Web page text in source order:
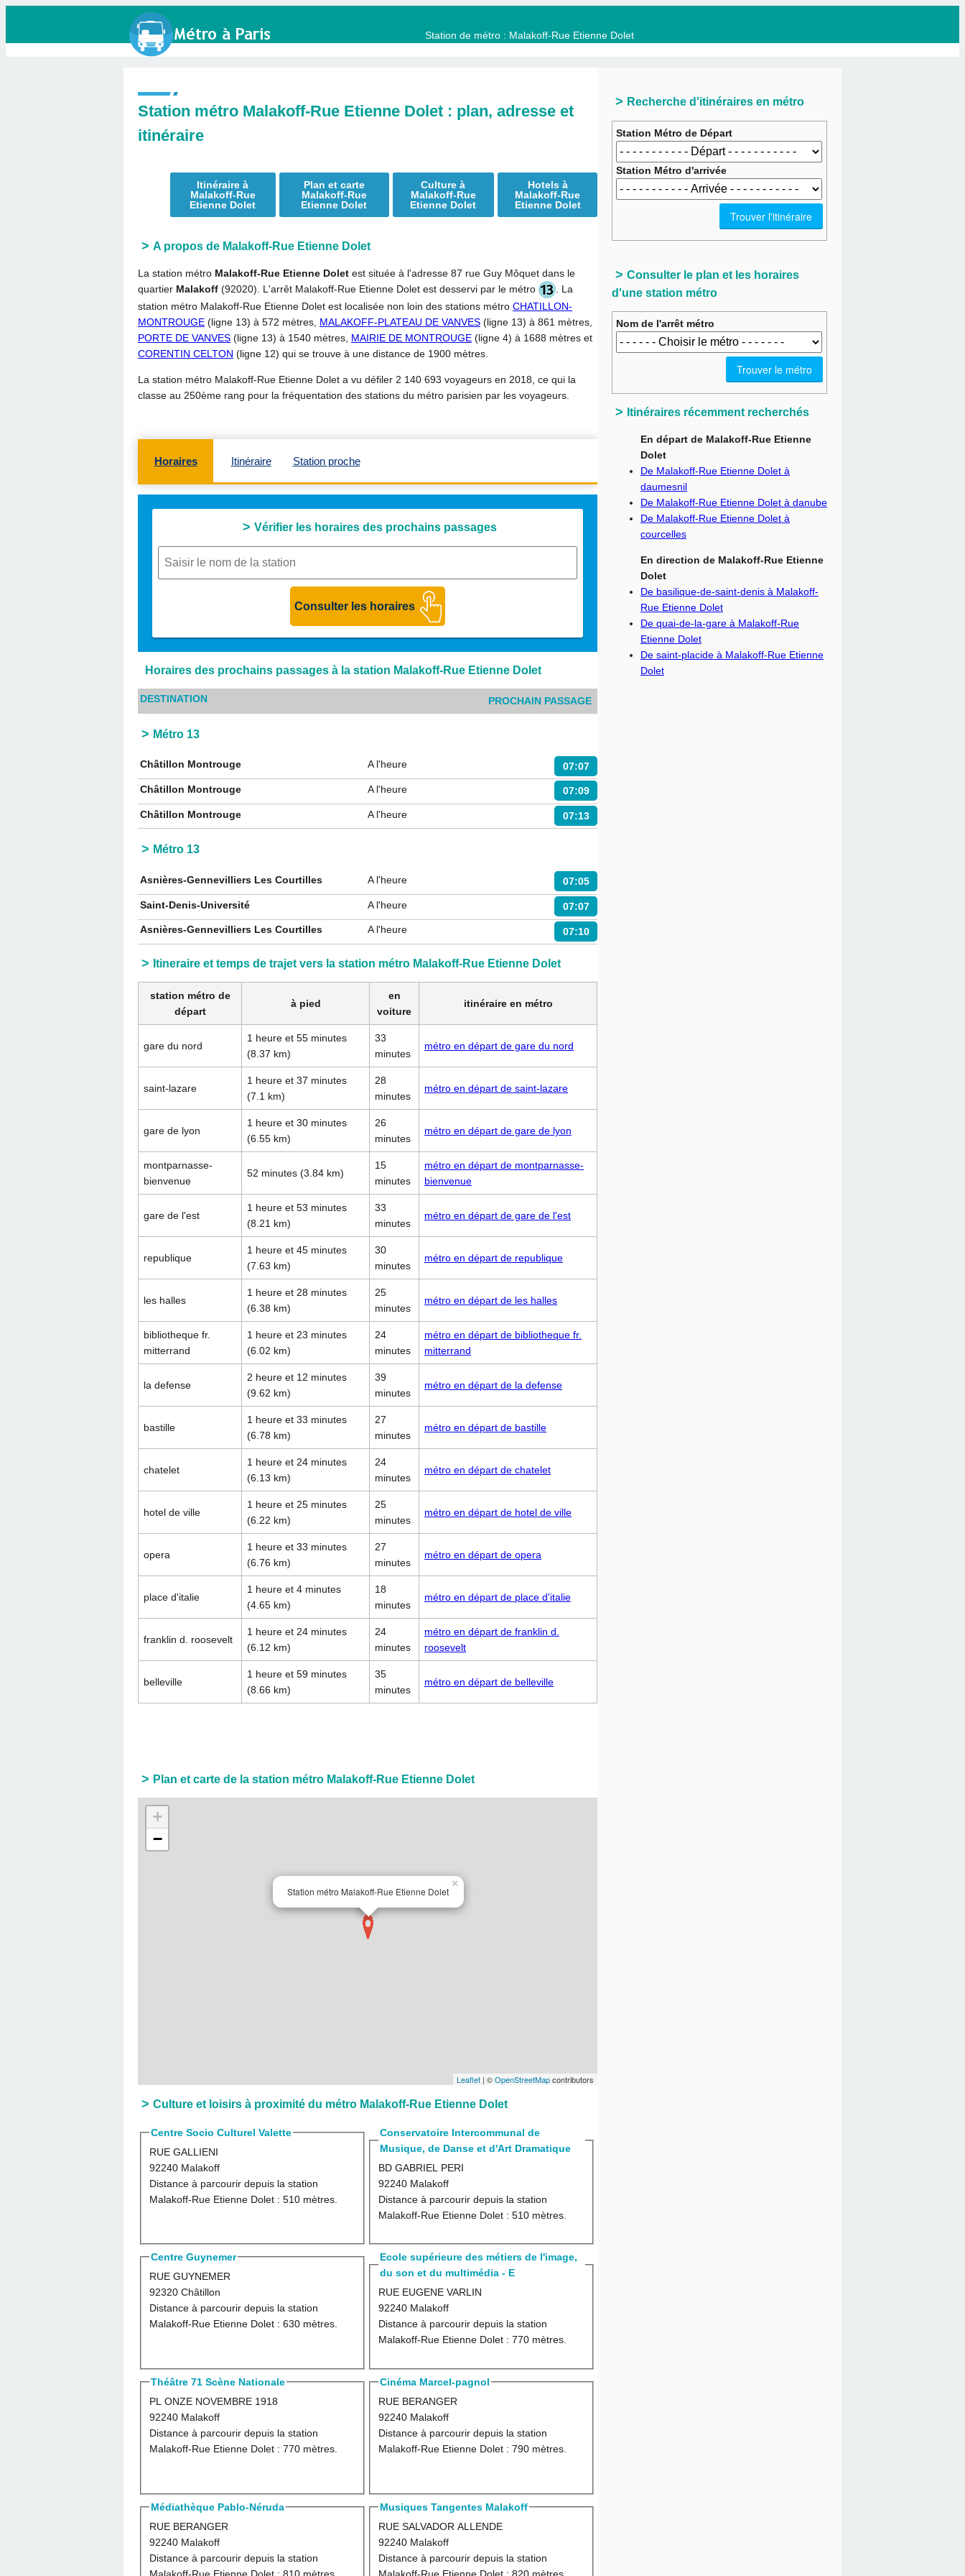
Station de métro : Malakoff-Rue Etienne Dolet
Station métro Malakoff-Rue Etienne Dolet : plan, adresse et
itinéraire
Itinéraire à
Malakoff-Rue
Etienne Dolet
Plan et carte
Malakoff-Rue
Etienne Dolet
Culture à
Malakoff-Rue
Etienne Dolet
Hotels à
Malakoff-Rue
Etienne Dolet
A propos de Malakoff-Rue Etienne Dolet
La station métro Malakoff-Rue Etienne Dolet est située à l'adresse 87 rue Guy Môquet dans le
quartier Malakoff (92020). L'arrêt Malakoff-Rue Etienne Dolet est desservi par le métro
. La
station métro Malakoff-Rue Etienne Dolet est localisée non loin des stations métro CHATILLON-
MONTROUGE (ligne 13) à 572 mètres, MALAKOFF-PLATEAU DE VANVES (ligne 13) à 861 mètres,
PORTE DE VANVES (ligne 13) à 1540 mètres, MAIRIE DE MONTROUGE (ligne 4) à 1688 mètres et
CORENTIN CELTON (ligne 12) qui se trouve à une distance de 1900 mètres.
La station métro Malakoff-Rue Etienne Dolet a vu défiler 2 140 693 voyageurs en 2018, ce qui la
classe au 250ème rang pour la fréquentation des stations du métro parisien par les voyageurs.
Horaires Itinéraire Station proche
Vérifier les horaires des prochains passages
Horaires des prochains passages à la station Malakoff-Rue Etienne Dolet
DESTINATION PROCHAIN PASSAGE
Métro 13
Châtillon Montrouge 07:07
A l'heure
Châtillon Montrouge 07:09
A l'heure
Châtillon Montrouge 07:13
A l'heure
Métro 13
Asnières-Gennevilliers Les Courtilles 07:05
A l'heure
Saint-Denis-Université 07:07
A l'heure
Asnières-Gennevilliers Les Courtilles 07:10
A l'heure
Itineraire et temps de trajet vers la station métro Malakoff-Rue Etienne Dolet
station métro de
départ
à pied
en
voiture
itinéraire en métro
gare du nord
1 heure et 55 minutes
(8.37 km)
33
minutes
métro en départ de gare du nord
saint-lazare
1 heure et 37 minutes
(7.1 km)
28
minutes
métro en départ de saint-lazare
gare de lyon
1 heure et 30 minutes
(6.55 km)
26
minutes
métro en départ de gare de lyon
montparnasse-
bienvenue
52 minutes (3.84 km)
15
minutes
métro en départ de montparnasse-
bienvenue
gare de l'est
1 heure et 53 minutes
(8.21 km)
33
minutes
métro en départ de gare de l'est
republique
1 heure et 45 minutes
(7.63 km)
30
minutes
métro en départ de republique
les halles
1 heure et 28 minutes
(6.38 km)
25
minutes
métro en départ de les halles
bibliotheque fr.
mitterrand
1 heure et 23 minutes
(6.02 km)
24
minutes
métro en départ de bibliotheque fr.
mitterrand
la defense
2 heure et 12 minutes
(9.62 km)
39
minutes
métro en départ de la defense
bastille
1 heure et 33 minutes
(6.78 km)
27
minutes
métro en départ de bastille
chatelet
1 heure et 24 minutes
(6.13 km)
24
minutes
métro en départ de chatelet
hotel de ville
1 heure et 25 minutes
(6.22 km)
25
minutes
métro en départ de hotel de ville
opera
1 heure et 33 minutes
(6.76 km)
27
minutes
métro en départ de opera
place d'italie
1 heure et 4 minutes
(4.65 km)
18
minutes
métro en départ de place d'italie
franklin d. roosevelt
1 heure et 24 minutes
(6.12 km)
24
minutes
métro en départ de franklin d.
roosevelt
belleville
1 heure et 59 minutes
(8.66 km)
35
minutes
métro en départ de belleville
Plan et carte de la station métro Malakoff-Rue Etienne Dolet
Station métro Malakoff-Rue Etienne Dolet
×
+
−
Leaflet | ©OpenStreetMapcontributors
Culture et loisirs à proximité du métro Malakoff-Rue Etienne Dolet
Centre Socio Culturel Valette
RUE GALLIENI
92240 Malakoff
Distance à parcourir depuis la station
Malakoff-Rue Etienne Dolet : 510 mètres.
Conservatoire Intercommunal de
Musique, de Danse et d'Art Dramatique
BD GABRIEL PERI
92240 Malakoff
Distance à parcourir depuis la station
Malakoff-Rue Etienne Dolet : 510 mètres.
Centre Guynemer
RUE GUYNEMER
92320 Châtillon
Distance à parcourir depuis la station
Malakoff-Rue Etienne Dolet : 630 mètres.
Ecole supérieure des métiers de l'image,
du son et du multimédia - E
RUE EUGENE VARLIN
92240 Malakoff
Distance à parcourir depuis la station
Malakoff-Rue Etienne Dolet : 770 mètres.
Théâtre 71 Scène Nationale
PL ONZE NOVEMBRE 1918
92240 Malakoff
Distance à parcourir depuis la station
Malakoff-Rue Etienne Dolet : 770 mètres.
Cinéma Marcel-pagnol
RUE BERANGER
92240 Malakoff
Distance à parcourir depuis la station
Malakoff-Rue Etienne Dolet : 790 mètres.
Médiathèque Pablo-Néruda
RUE BERANGER
92240 Malakoff
Distance à parcourir depuis la station
Malakoff-Rue Etienne Dolet : 810 mètres.
Musiques Tangentes Malakoff
RUE SALVADOR ALLENDE
92240 Malakoff
Distance à parcourir depuis la station
Malakoff-Rue Etienne Dolet : 820 mètres.
Recherche d'itinéraires en métro
Station Métro de Départ
Station Métro d'arrivée
Consulter le plan et les horaires
d'une station métro
Nom de l'arrêt métro
Itinéraires récemment recherchés
En départ de Malakoff-Rue Etienne
Dolet
De Malakoff-Rue Etienne Dolet à
daumesnil
De Malakoff-Rue Etienne Dolet à danube
De Malakoff-Rue Etienne Dolet à
courcelles
En direction de Malakoff-Rue Etienne
Dolet
De basilique-de-saint-denis à Malakoff-
Rue Etienne Dolet
De quai-de-la-gare à Malakoff-Rue
Etienne Dolet
De saint-placide à Malakoff-Rue Etienne
Dolet